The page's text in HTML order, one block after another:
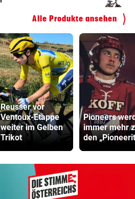
Alle Produkte ansehen
Reusser vor
Ventoux-Etappe
weiter im Gelben
Trikot
Pioneers
immer mehr
den